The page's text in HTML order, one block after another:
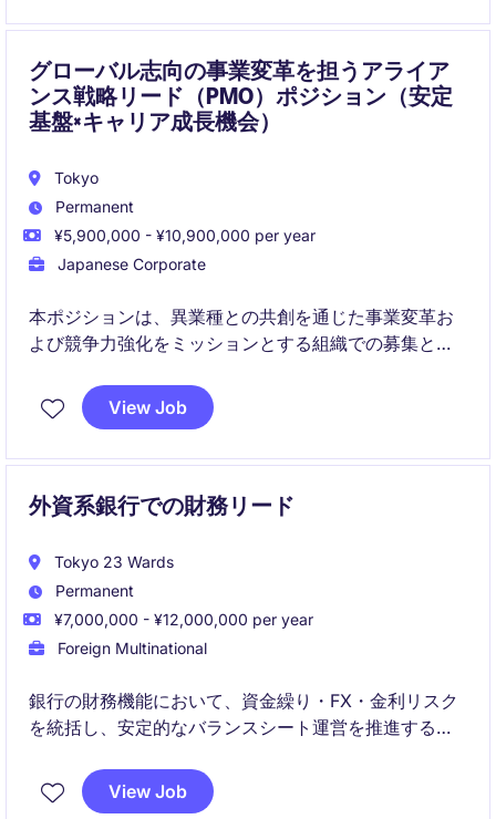
グローバル志向の事業変革を担うアライア
ンス戦略リード（PMO）ポジション（安定
基盤×キャリア成長機会）
Tokyo
Permanent
¥5,900,000 - ¥10,900,000 per year
Japanese Corporate
本ポジションは、異業種との共創を通じた事業変革お
よび競争力強化をミッションとする組織での募集とな
行、PMIまでを一貫して担い、企業価値向上を推進して
いただく役割です。グローバル案件や最先端領域に関
View Job
外資系銀行での財務リード
Tokyo 23 Wards
Permanent
¥7,000,000 - ¥12,000,000 per year
Foreign Multinational
銀行の財務機能において、資金繰り・FX・金利リスク
を統括し、安定的なバランスシート運営を推進するポ
ALCOの運営やチーム管理を通じ、ガバナンスと収益性
の両立に貢献いただきます。
View Job